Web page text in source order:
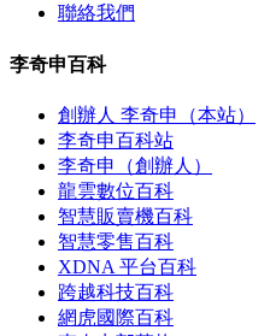
聯絡我們
李奇申百科
創辦人 李奇申（本站）
李奇申百科站
李奇申（創辦人）
龍雲數位百科
智慧販賣機百科
智慧零售百科
XDNA 平台百科
跨越科技百科
網虎國際百科